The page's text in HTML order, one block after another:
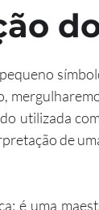
utilizada
de
é uma